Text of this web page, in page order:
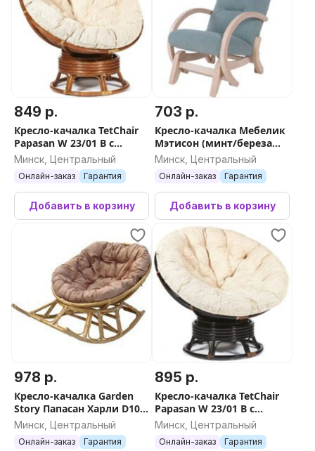
849 р.
Кресло-качалка TetChair
Papasan W 23/01 B с
подушкой (орех/ткань
старт)
Минск, Центральный
Онлайн-заказ Гарантия
Добавить в корзину
703 р.
Кресло-качалка Мебелик
Мэтисон (минт/береза
белая)
Минск, Центральный
Онлайн-заказ Гарантия
Добавить в корзину
978 р.
Кресло-качалка Garden
Story Папасан Харли D100
на полозьях / CV-20H
(бежевый/медовый)
Минск, Центральный
Онлайн-заказ Гарантия
895 р.
Кресло-качалка TetChair
Papasan W 23/01 B с
подушкой (античный
черно-коричневый/ткань
старт)
Минск, Центральный
Онлайн-заказ Гарантия